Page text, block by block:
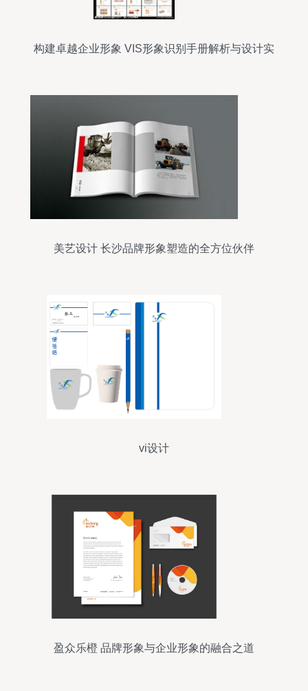
构建卓越企业形象 VIS形象识别手册解析与设计实
美艺设计 长沙品牌形象塑造的全方位伙伴
vi设计
盈众乐橙 品牌形象与企业形象的融合之道